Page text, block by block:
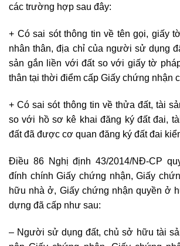
các trường hợp sau đây:
+ Có sai sót thông tin về tên gọi, giấy
nhân thân, địa chỉ của người sử dụng
sản gắn liền với đất so với giấy tờ
thân tại thời điểm cấp Giấy chứng nhận
+ Có sai sót thông tin về thửa đất, tài
so với hồ sơ kê khai đăng ký đất đai,
đất đã được cơ quan đăng ký đất đai
Điều 86 Nghị định 43/2014/NĐ-CP
đính chính Giấy chứng nhận, Giấy
hữu nhà ở, Giấy chứng nhận quyền ở
dựng đã cấp như sau:
– Người sử dụng đất, chủ sở hữu tài